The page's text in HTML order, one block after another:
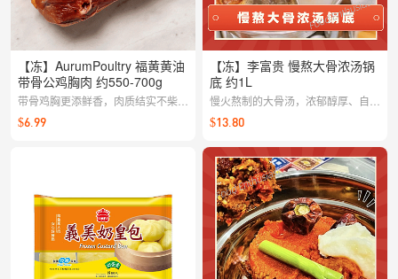
【冻】AurumPoultry 福黄黄油
带骨公鸡胸肉 约550-700g
带骨鸡胸更添鲜香，肉质结实不柴，
适合烤制、红烧或炖汤，多种做法都
能锁住鸡肉本真的香气。
$6.99
【冻】李富贵 慢熬大骨浓汤锅
底 约1L
慢火熬制的大骨汤，浓郁醇厚、自然
鲜香，
$13.80